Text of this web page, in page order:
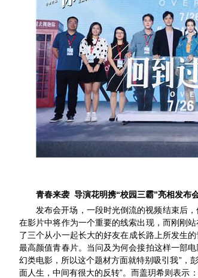
青春来袭 导演花明携“校园三霸”亮相发布
发布会开场，一段时光倒流的视频结束后，
在影片中将作为一个重要的线索出现，而刚刚
了三个从小一起长大的好友在成长路上所发生
最高颜值青春片。当 问及 为何会接拍这样一部
幻类电影 ，所以这个题材方面就特别吸引我”，
面人生，中间有很大的反转”。而盖玥希则表示